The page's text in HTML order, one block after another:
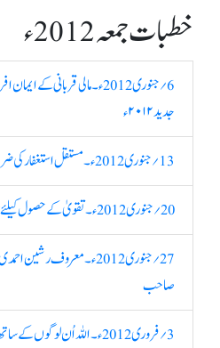
خطبات جمعہ 2012ء
6؍ جنوری 2012ء۔ مالی قربانی
جدید ۲۰۱۲ء
13؍ جنوری 2012ء۔ مستقل استغفار کی ضرورت
20؍ جنوری 2012ء۔ تقویٰ کے حصول کیلئے نہایت اہم اور دلگداز نصائح
27؍ جنوری 2012ء۔ معروف
صاحب
3؍ فروری 2012ء۔ اللہ اُن